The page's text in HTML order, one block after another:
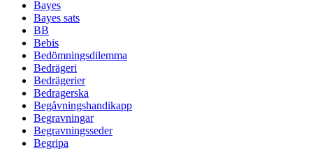
Bayes
Bayes sats
BB
Bebis
Bedömningsdilemma
Bedrägeri
Bedrägerier
Bedragerska
Begåvningshandikapp
Begravningar
Begravningsseder
Begripa